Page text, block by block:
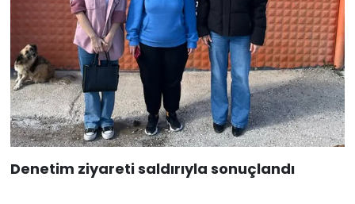
Denetim ziyareti saldırıyla sonuçlandı